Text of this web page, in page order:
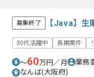
募集終了 【Java】
30代活躍中 長期案件
〜60万円／月 業務
なんば(大阪府)